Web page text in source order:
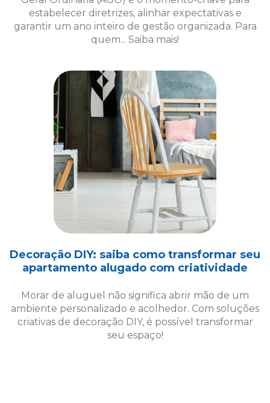
Decoração DIY: saiba como transformar seu
apartamento alugado com criatividade
Morar de aluguel não significa abrir mão de um
ambiente personalizado e acolhedor. Com soluções
criativas de decoração DIY, é possível transformar